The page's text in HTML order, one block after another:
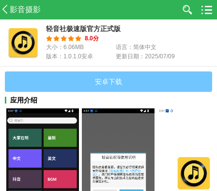
影音摄影
轻音社极速版官方正式版
8.0分
大小：6.06MB
语言：简体中文
版本：1.0.1.0安卓
更新日期：2025/07/09
安卓下载
应用介绍